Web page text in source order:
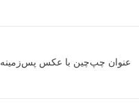
عنوان چپ‌چین با عکس پس‌زمینه